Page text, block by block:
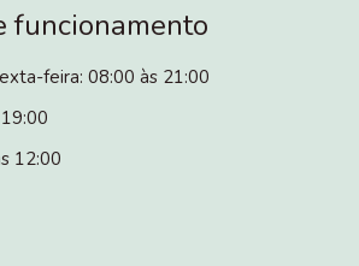
funcionamento
feira: 08:00 às 21:00
12:00